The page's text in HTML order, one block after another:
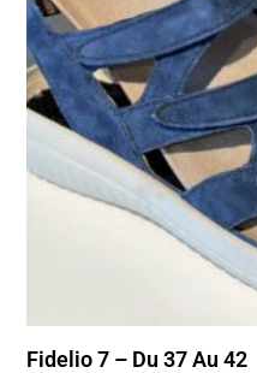
Fidelio 7 – Du 37 Au 42